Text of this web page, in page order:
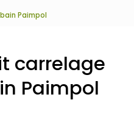
Paimpol
carrelage
Paimpol